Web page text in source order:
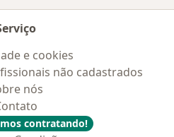
e cookies
não cadastrados
nós
contratando!